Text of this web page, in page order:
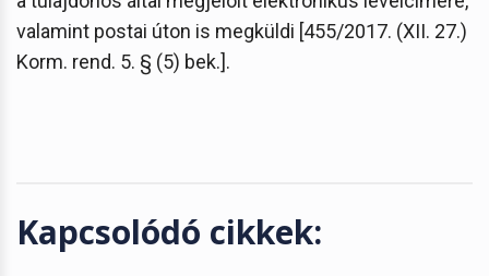
valamint postai úton is megküldi [455/2017. (XII. 27.)
Korm. rend. 5. § (5) bek.].
Kapcsolódó cikkek: